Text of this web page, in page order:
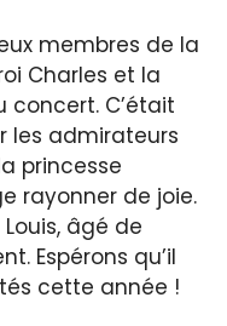
membres de la
Charles et la
concert. C’était
les admirateurs
princesse
rayonner de joie.
âgé de
Espérons qu’il
cette année !